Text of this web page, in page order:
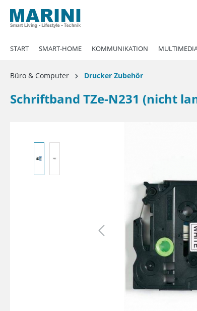
Zur Hauptnavigation springen
START SMART-HOME KOMMUNIKATION
Büro & Computer Drucker Zubehör
Schriftband TZe-N231 (nicht